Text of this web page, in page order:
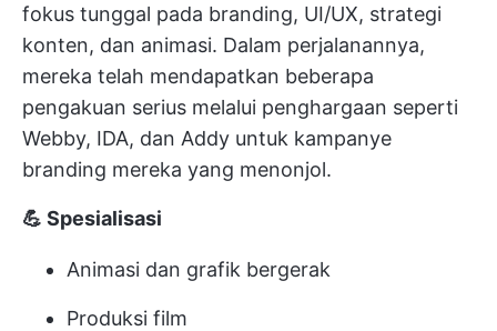
fokus tunggal pada branding, UI/UX, strategi
konten, dan animasi. Dalam perjalanannya,
mereka telah mendapatkan beberapa
pengakuan serius melalui penghargaan seperti
Webby, IDA, dan Addy untuk kampanye
branding mereka yang menonjol.
💪 Spesialisasi
Animasi dan grafik bergerak
Produksi film